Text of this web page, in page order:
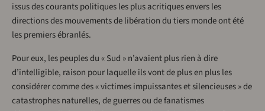
issus des courants politiques les plus acritiques envers les
directions des mouvements de libération du tiers monde ont été
les premiers ébranlés.
Pour eux, les peuples du « Sud » n’avaient plus rien à dire
d’intelligible, raison pour laquelle ils vont de plus en plus les
considérer comme des « victimes impuissantes et silencieuses » de
catastrophes naturelles, de guerres ou de fanatismes